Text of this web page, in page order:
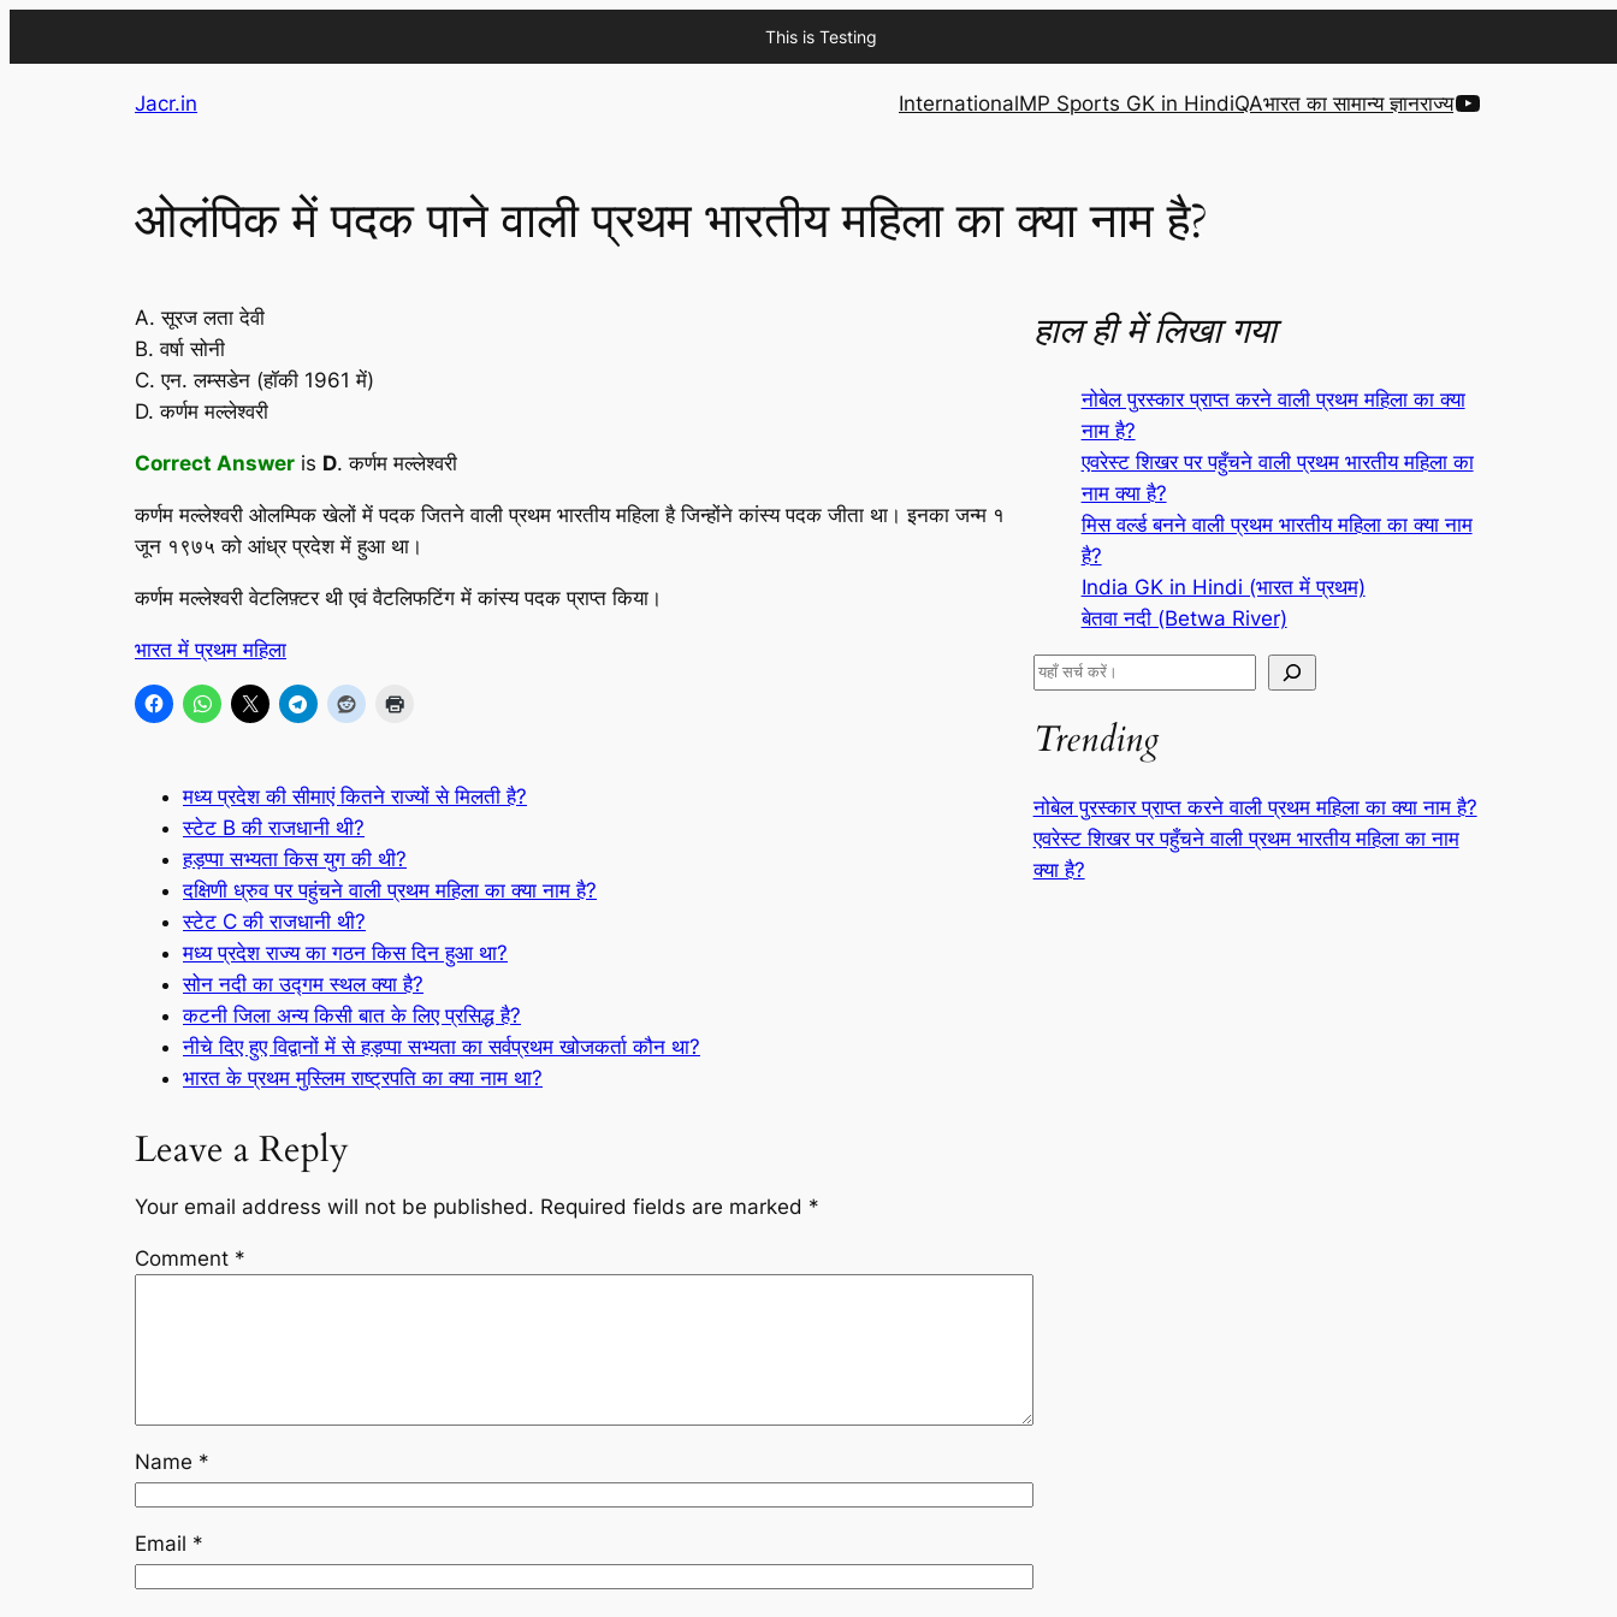
This is Testing
Jacr.in InternationalMP Sports GK in HindiQAभारत का सामान्य ज्ञानराज्यYouTube
ओलंपिक में पदक पाने वाली प्रथम भारतीय महिला का क्या नाम है?
A. सूरज लता देवी
B. वर्षा सोनी
C. एन. लम्सडेन (हॉकी 1961 में)
D. कर्णम मल्लेश्वरी
Correct Answer is D. कर्णम मल्लेश्वरी
कर्णम मल्लेश्वरी ओलम्पिक खेलों में पदक जितने वाली प्रथम भारतीय महिला है जिन्होंने कांस्य पदक जीता था। इनका जन्म १
जून १९७५ को आंध्र प्रदेश में हुआ था।
कर्णम मल्लेश्वरी वेटलिफ़्टर थी एवं वैटलिफटिंग में कांस्य पदक प्राप्त किया।
भारत में प्रथम महिला
मध्य प्रदेश की सीमाएं कितने राज्यों से मिलती है?
स्टेट B की राजधानी थी?
हड़प्पा सभ्यता किस युग की थी?
दक्षिणी ध्रुव पर पहुंचने वाली प्रथम महिला का क्या नाम है?
स्टेट C की राजधानी थी?
मध्य प्रदेश राज्य का गठन किस दिन हुआ था?
सोन नदी का उद्गम स्थल क्या है?
कटनी जिला अन्य किसी बात के लिए प्रसिद्ध है?
नीचे दिए हुए विद्वानों में से हड़प्पा सभ्यता का सर्वप्रथम खोजकर्ता कौन था?
भारत के प्रथम मुस्लिम राष्ट्रपति का क्या नाम था?
Leave a Reply
Your email address will not be published. Required fields are marked *
Comment *
Name *
Email *
हाल ही में लिखा गया
नोबेल पुरस्कार प्राप्त करने वाली प्रथम महिला का क्या
नाम है?
एवरेस्ट शिखर पर पहुँचने वाली प्रथम भारतीय महिला का
नाम क्या है?
मिस वर्ल्ड बनने वाली प्रथम भारतीय महिला का क्या नाम
है?
India GK in Hindi (भारत में प्रथम)
बेतवा नदी (Betwa River)
S
a
c
h
Trending
नोबेल पुरस्कार प्राप्त करने वाली प्रथम महिला का क्या नाम है?
एवरेस्ट शिखर पर पहुँचने वाली प्रथम भारतीय महिला का नाम
क्या है?